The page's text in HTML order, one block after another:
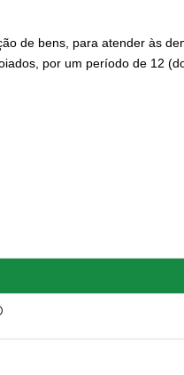
de bens, para atender às
por um período de 12